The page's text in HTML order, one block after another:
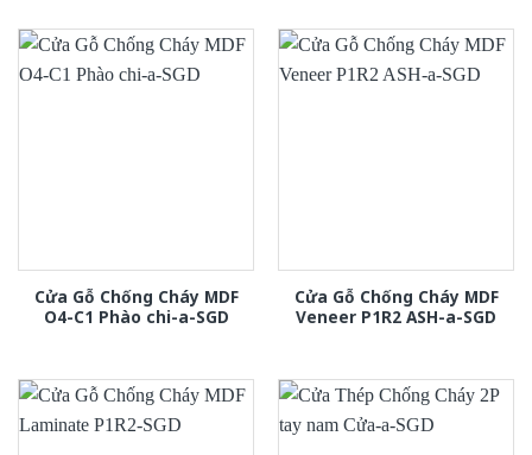
Cửa Gỗ Chống Cháy MDF
O4-C1 Phào chi-a-SGD
Cửa Gỗ Chống Cháy MDF
Veneer P1R2 ASH-a-SGD